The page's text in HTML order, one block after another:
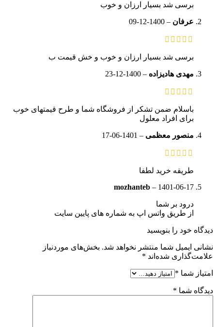
برسی شد بسیار ارزان و خوب
عرفان –
1400-12-09
برسی شد بسیار ارزان و خوب و خش قیمت ب
مهدی هادیزاده –
1400-12-23
باسلام ضمن تشکر از فروشگاه شما و طرح قیمتهای خوب
برای افراد معلول
منصور معظمی –
1401-06-17
طریقه خرید لطفا
mozhanteb – 1401-06-17
درود بر شما
از طریق واتس اپ به شماره های پایین سایت
دیدگاه خود را بنویسید
نشانی ایمیل شما منتشر نخواهد شد. بخش‌های موردنیاز
علامت‌گذاری شده‌اند *
امتیاز شما *
دیدگاه شما *